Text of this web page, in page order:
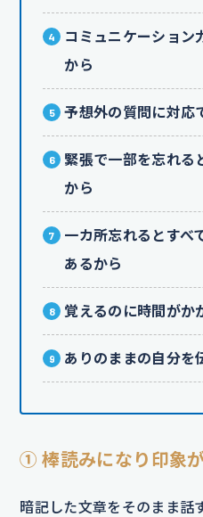
コミュニケーション
から
予想外の質問に対応
緊張で一部を忘れる
から
一カ所忘れるとすべ
あるから
覚えるのに時間がか
ありのままの自分を
① 棒読みになり印象
暗記した文章をそのまま話